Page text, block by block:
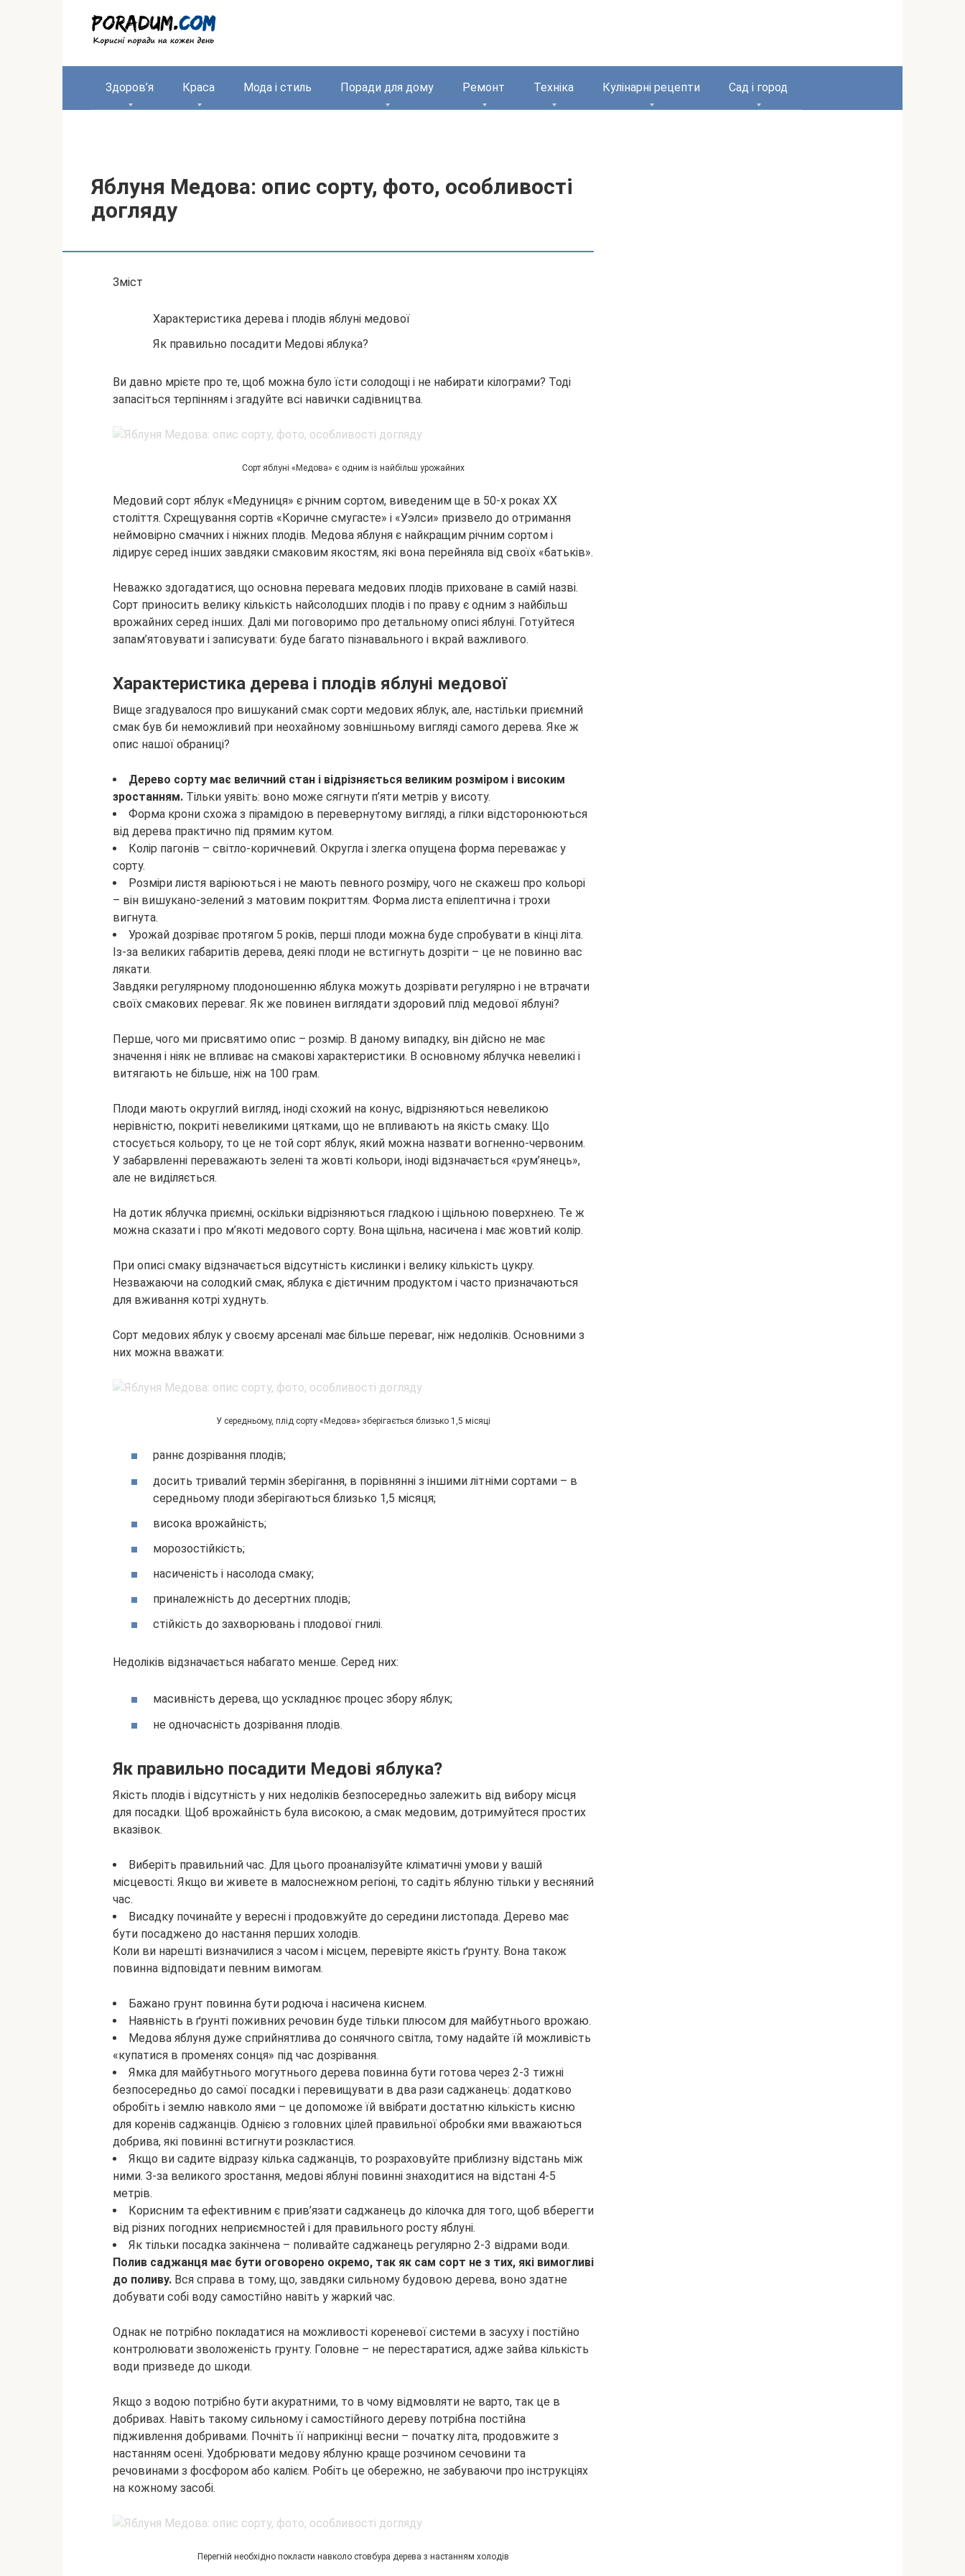
Здоров’я Краса Мода і стиль Поради для дому Ремонт Техніка Кулінарні рецепти Сад і город
Яблуня Медова: опис сорту, фото, особливості
догляду
Зміст
Характеристика дерева і плодів яблуні медової
Як правильно посадити Медові яблука?
Ви давно мрієте про те, щоб можна було їсти солодощі і не набирати кілограми? Тоді
запасіться терпінням і згадуйте всі навички садівництва.
Сорт яблуні «Медова» є одним із найбільш урожайних
Медовий сорт яблук «Медуниця» є річним сортом, виведеним ще в 50-х роках XX
століття. Схрещування сортів «Коричне смугасте» і «Уэлси» призвело до отримання
неймовірно смачних і ніжних плодів. Медова яблуня є найкращим річним сортом і
лідирує серед інших завдяки смаковим якостям, які вона перейняла від своїх «батьків».
Неважко здогадатися, що основна перевага медових плодів приховане в самій назві.
Сорт приносить велику кількість найсолодших плодів і по праву є одним з найбільш
врожайних серед інших. Далі ми поговоримо про детальному описі яблуні. Готуйтеся
запам’ятовувати і записувати: буде багато пізнавального і вкрай важливого.
Характеристика дерева і плодів яблуні медової
Вище згадувалося про вишуканий смак сорти медових яблук, але, настільки приємний
смак був би неможливий при неохайному зовнішньому вигляді самого дерева. Яке ж
опис нашої обраниці?
Дерево сорту має величний стан і відрізняється великим розміром і високим
зростанням. Тільки уявіть: воно може сягнути п’яти метрів у висоту.
Форма крони схожа з пірамідою в перевернутому вигляді, а гілки відсторонюються
від дерева практично під прямим кутом.
Колір пагонів – світло-коричневий. Округла і злегка опущена форма переважає у
сорту.
Розміри листя варіюються і не мають певного розміру, чого не скажеш про кольорі
– він вишукано-зелений з матовим покриттям. Форма листа епілептична і трохи
вигнута.
Урожай дозріває протягом 5 років, перші плоди можна буде спробувати в кінці літа.
Із-за великих габаритів дерева, деякі плоди не встигнуть дозріти – це не повинно вас
лякати.
Завдяки регулярному плодоношенню яблука можуть дозрівати регулярно і не втрачати
своїх смакових переваг. Як же повинен виглядати здоровий плід медової яблуні?
Перше, чого ми присвятимо опис – розмір. В даному випадку, він дійсно не має
значення і ніяк не впливає на смакові характеристики. В основному яблучка невеликі і
витягають не більше, ніж на 100 грам.
Плоди мають округлий вигляд, іноді схожий на конус, відрізняються невеликою
нерівністю, покриті невеликими цятками, що не впливають на якість смаку. Що
стосується кольору, то це не той сорт яблук, який можна назвати вогненно-червоним.
У забарвленні переважають зелені та жовті кольори, іноді відзначається «рум’янець»,
але не виділяється.
На дотик яблучка приємні, оскільки відрізняються гладкою і щільною поверхнею. Те ж
можна сказати і про м’якоті медового сорту. Вона щільна, насичена і має жовтий колір.
При описі смаку відзначається відсутність кислинки і велику кількість цукру.
Незважаючи на солодкий смак, яблука є дієтичним продуктом і часто призначаються
для вживання котрі худнуть.
Сорт медових яблук у своєму арсеналі має більше переваг, ніж недоліків. Основними з
них можна вважати:
У середньому, плід сорту «Медова» зберігається близько 1,5 місяці
раннє дозрівання плодів;
досить тривалий термін зберігання, в порівнянні з іншими літніми сортами – в
середньому плоди зберігаються близько 1,5 місяця;
висока врожайність;
морозостійкість;
насиченість і насолода смаку;
приналежність до десертних плодів;
стійкість до захворювань і плодової гнилі.
Недоліків відзначається набагато менше. Серед них:
масивність дерева, що ускладнює процес збору яблук;
не одночасність дозрівання плодів.
Як правильно посадити Медові яблука?
Якість плодів і відсутність у них недоліків безпосередньо залежить від вибору місця
для посадки. Щоб врожайність була високою, а смак медовим, дотримуйтеся простих
вказівок.
Виберіть правильний час. Для цього проаналізуйте кліматичні умови у вашій
місцевості. Якщо ви живете в малоснежном регіоні, то садіть яблуню тільки у весняний
час.
Висадку починайте у вересні і продовжуйте до середини листопада. Дерево має
бути посаджено до настання перших холодів.
Коли ви нарешті визначилися з часом і місцем, перевірте якість ґрунту. Вона також
повинна відповідати певним вимогам.
Бажано грунт повинна бути родюча і насичена киснем.
Наявність в ґрунті поживних речовин буде тільки плюсом для майбутнього врожаю.
Медова яблуня дуже сприйнятлива до сонячного світла, тому надайте їй можливість
«купатися в променях сонця» під час дозрівання.
Ямка для майбутнього могутнього дерева повинна бути готова через 2-3 тижні
безпосередньо до самої посадки і перевищувати в два рази саджанець: додатково
обробіть і землю навколо ями – це допоможе їй ввібрати достатню кількість кисню
для коренів саджанців. Однією з головних цілей правильної обробки ями вважаються
добрива, які повинні встигнути розкластися.
Якщо ви садите відразу кілька саджанців, то розраховуйте приблизну відстань між
ними. З-за великого зростання, медові яблуні повинні знаходитися на відстані 4-5
метрів.
Корисним та ефективним є прив’язати саджанець до кілочка для того, щоб вберегти
від різних погодних неприємностей і для правильного росту яблуні.
Як тільки посадка закінчена – поливайте саджанець регулярно 2-3 відрами води.
Полив саджанця має бути оговорено окремо, так як сам сорт не з тих, які вимогливі
до поливу. Вся справа в тому, що, завдяки сильному будовою дерева, воно здатне
добувати собі воду самостійно навіть у жаркий час.
Однак не потрібно покладатися на можливості кореневої системи в засуху і постійно
контролювати зволоженість грунту. Головне – не перестаратися, адже зайва кількість
води призведе до шкоди.
Якщо з водою потрібно бути акуратними, то в чому відмовляти не варто, так це в
добривах. Навіть такому сильному і самостійного дереву потрібна постійна
підживлення добривами. Почніть її наприкінці весни – початку літа, продовжите з
настанням осені. Удобрювати медову яблуню краще розчином сечовини та
речовинами з фосфором або калієм. Робіть це обережно, не забуваючи про інструкціях
на кожному засобі.
Перегній необхідно покласти навколо стовбура дерева з настанням холодів